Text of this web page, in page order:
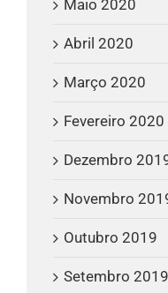
Maio 2020
Abril 2020
Março 2020
Fevereiro 2020
Dezembro
Novembro
Outubro 2019
Setembro 2019